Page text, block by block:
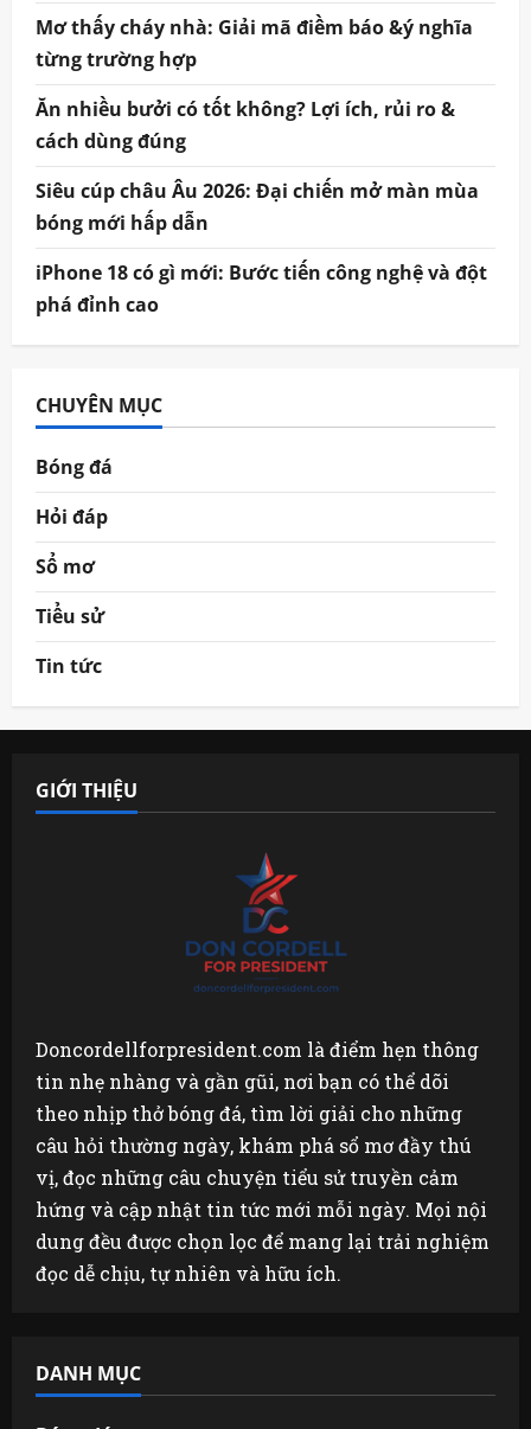
Mơ thấy cháy nhà: Giải mã điềm báo &ý nghĩa
từng trường hợp
Ăn nhiều bưởi có tốt không? Lợi ích, rủi ro &
cách dùng đúng
Siêu cúp châu Âu 2026: Đại chiến mở màn mùa
bóng mới hấp dẫn
iPhone 18 có gì mới: Bước tiến công nghệ và đột
phá đỉnh cao
CHUYÊN MỤC
Bóng đá
Hỏi đáp
Sổ mơ
Tiểu sử
Tin tức
GIỚI THIỆU
Doncordellforpresident.com là điểm hẹn thông
tin nhẹ nhàng và gần gũi, nơi bạn có thể dõi
theo nhịp thở bóng đá, tìm lời giải cho những
câu hỏi thường ngày, khám phá sổ mơ đầy thú
vị, đọc những câu chuyện tiểu sử truyền cảm
hứng và cập nhật tin tức mới mỗi ngày. Mọi nội
dung đều được chọn lọc để mang lại trải nghiệm
đọc dễ chịu, tự nhiên và hữu ích.
DANH MỤC